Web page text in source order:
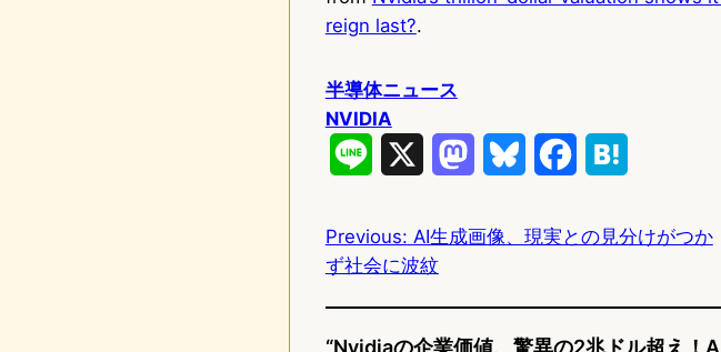
reign last?.
半導体ニュース
NVIDIA
n
e
s
u
c
t
Previous: AI生成画像、現実との見分けがつか
ず社会に波紋